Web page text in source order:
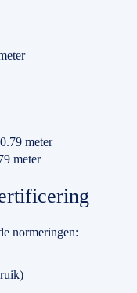
meter
meter
normeringen: